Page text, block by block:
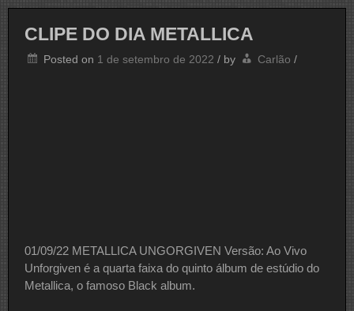
METALLICA
CLIPE DO DIA METALLICA
Posted on 1 de setembro de 2022 / by Carlão /
01/09/22 METALLICA UNGORGIVEN Versão: Ao Vivo
Unforgiven é a quarta faixa do quinto álbum de estúdio do
Metallica, o famoso Black album.